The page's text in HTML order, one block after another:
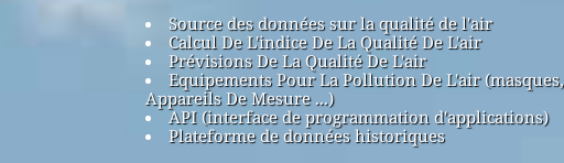
Source des données sur la qualité de l'air
Calcul De L'indice De La Qualité De L'air
Prévisions De La Qualité De L'air
Equipements Pour La Pollution De L'air (masques,
Appareils De Mesure ...)
API (interface de programmation d'applications)
Plateforme de données historiques